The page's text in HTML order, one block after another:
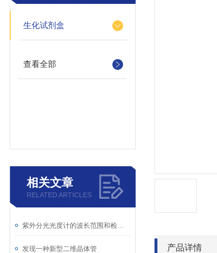
生化试剂盒
查看全部
相关文章
RELATED ARTICLES
发现一种新型二维晶体管 产品详情